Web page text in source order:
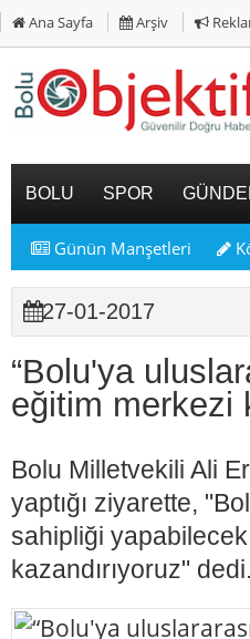
Ana Sayfa Arşiv
BOLU SPOR
Günün Manşetleri
27-01-2017
“Bolu'ya
eğitim merkezi
Bolu Milletvekili Ali
yaptığı ziyarette,
sahipliği
kazandırıyoruz" dedi.